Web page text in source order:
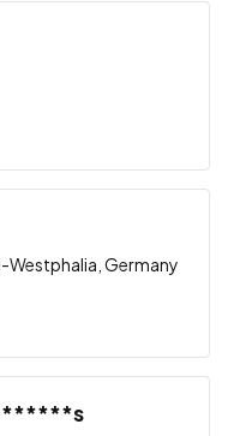
Westphalia, Germany